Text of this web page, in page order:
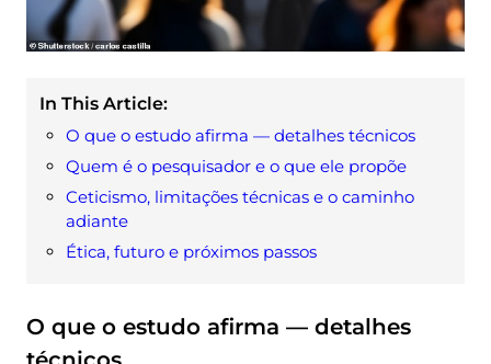
In This Article:
O que o estudo afirma — detalhes técnicos
Quem é o pesquisador e o que ele propõe
Ceticismo, limitações técnicas e o caminho
adiante
Ética, futuro e próximos passos
O que o estudo afirma — detalhes